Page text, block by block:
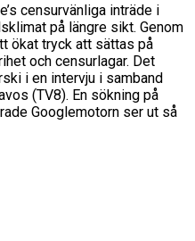
censurvänliga inträde i
på längre sikt. Genom
ökat tryck att sättas på
och censurlagar. Det
i en intervju i samband
(TV8). En sökning på
Googlemotorn ser ut så